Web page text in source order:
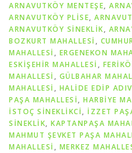
ARNAVUTKÖY MENTEŞE,
ARNAVUTKÖY PLİSE,
ARNAVUTKÖY SİNEKLİK,
BOZKURT MAHALLESİ ,
MAHALLESİ , ERGENEKON
ESKİŞEHİR MAHALLESİ ,
MAHALLESİ , GÜLBAHAR
MAHALLESİ , HALİDE EDİP
PAŞA MAHALLESİ, HARBİYE
İSTOÇ SİNEKLİKCİ, İZZET
SİNEKLİK, KAPTANPAŞA
MAHMUT ŞEVKET PAŞA
MAHALLESİ , MERKEZ